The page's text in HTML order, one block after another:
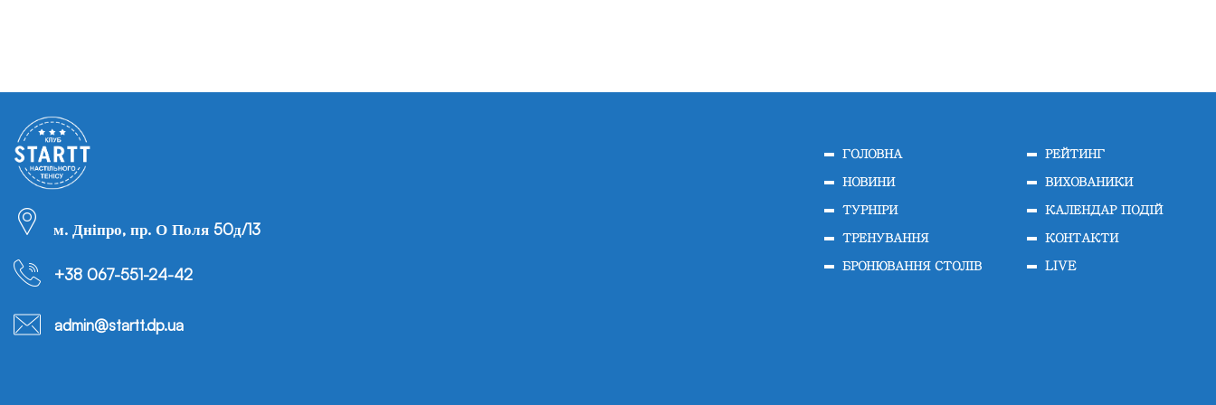
м. Дніпро, пр. О Поля 50д/13
+38 067-551-24-42
admin@startt.dp.ua
ГОЛОВНА
НОВИНИ
ТУРНІРИ
ТРЕНУВАННЯ
БРОНЮВАННЯ СТОЛІВ
РЕЙТИНГ
ВИХОВАНИКИ
КАЛЕНДАР ПОДІЙ
КОНТАКТИ
LIVE